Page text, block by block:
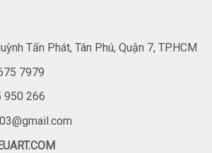
Tấn Phát, Tân Phú, Quận 7, TP.HCM
7979
950 266